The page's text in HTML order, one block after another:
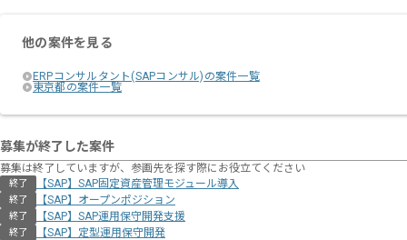
他の案件を見る
ERPコンサルタント(SAPコンサル)の案件一覧
東京都の案件一覧
募集が終了した案件
募集は終了していますが、参画先を探す際にお役立てください
終了 【SAP】SAP固定資産管理モジュール導入
終了 【SAP】オープンポジション
終了 【SAP】SAP運用保守開発支援
終了 【SAP】定型運用保守開発